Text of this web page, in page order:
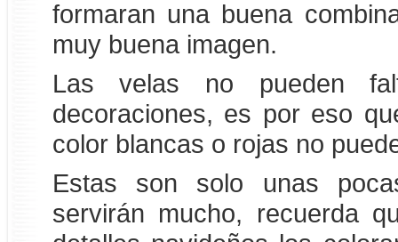
formaran una buena
muy buena imagen.
Las velas no pueden
decoraciones, es por eso
color blancas o rojas no
Estas son solo unas
servirán mucho, recuerda